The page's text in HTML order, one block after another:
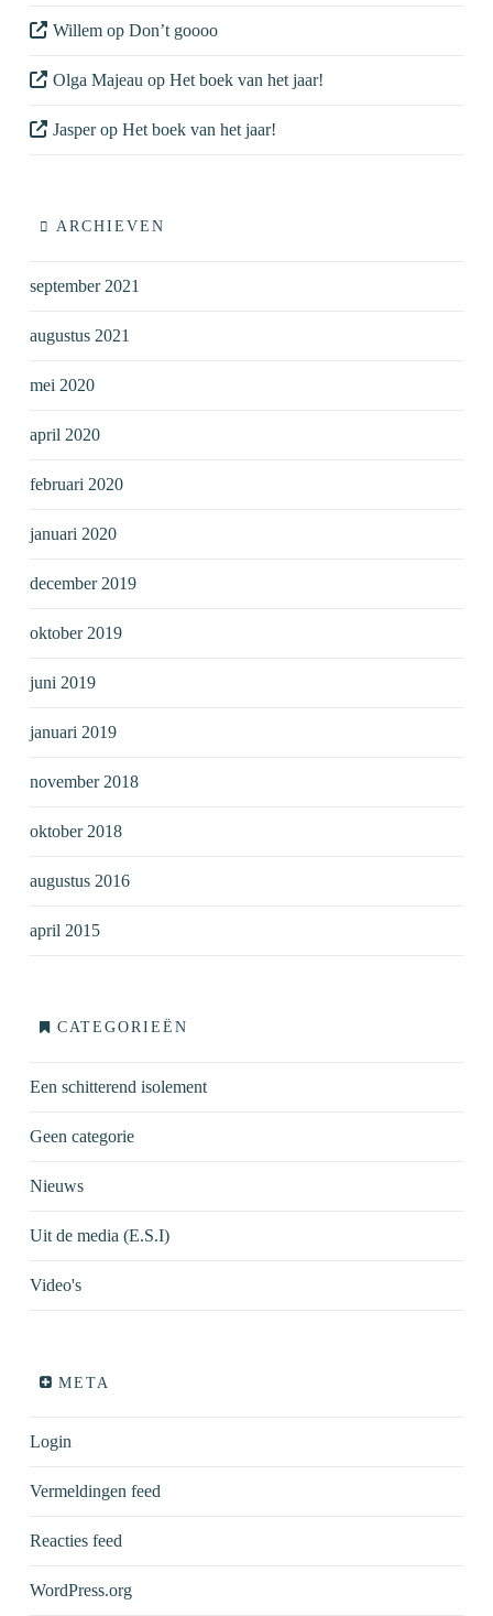
Willemop Don’t goooo
Olga Majeau op Het boek van het jaar!
Jasperop Het boek van het jaar!
ARCHIEVEN
september 2021
augustus 2021
mei 2020
april 2020
februari 2020
januari 2020
december 2019
oktober 2019
juni 2019
januari 2019
november 2018
oktober 2018
augustus 2016
april 2015
CATEGORIEËN
Een schitterend isolement
Geen categorie
Nieuws
Uit de media (E.S.I)
Video's
META
Login
Vermeldingen feed
Reacties feed
WordPress.org